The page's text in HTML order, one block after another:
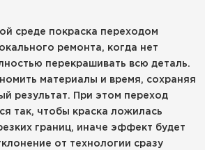
среде покраска переходом
ремонта, когда нет
перекрашивать всю деталь.
материалы и время, сохраняя
результат. При этом переход
так, чтобы краска ложилась
границ, иначе эффект будет
от технологии сразу